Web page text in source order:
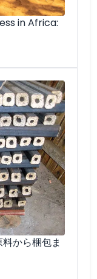
in Africa:
から梱包ま